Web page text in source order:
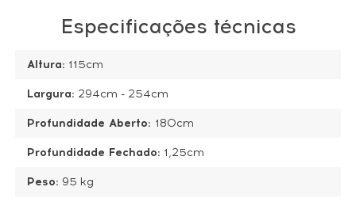
Especificações técnicas
Altura: 115cm
Largura: 294cm - 254cm
Profundidade Aberto: 180cm
Profundidade Fechado: 1,25cm
Peso: 95 kg